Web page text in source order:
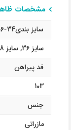
مشخصات
سایز بندی34-56
سایز 36
, سایز 38
قد پیراهن
103
جنس
مازراتی